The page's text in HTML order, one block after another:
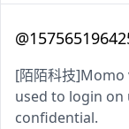
[陌陌科技
used to login on
confidential.